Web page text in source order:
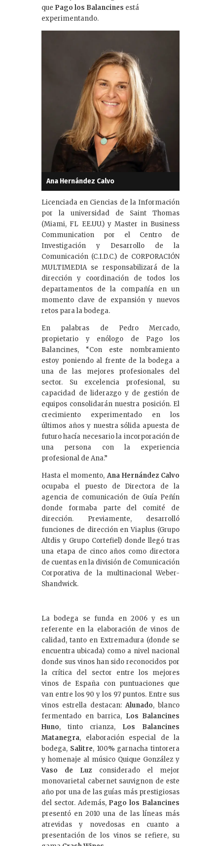
que Pago los Balancines está
experimentando.
Ana Hernández Calvo
Licenciada en Ciencias de la Información
por la universidad de Saint Thomas
(Miami, FL EE.UU.) y Master in Business
Communication por el Centro de
Investigación y Desarrollo de la
Comunicación (C.I.D.C.) de CORPORACIÓN
MULTIMEDIA se responsabilizará de la
dirección y coordinación de todos los
departamentos de la compañía en un
momento clave de expansión y nuevos
retos para la bodega.
En palabras de Pedro Mercado,
propietario y enólogo de Pago los
Balancines, “Con este nombramiento
estoy poniendo al frente de la bodega a
una de las mejores profesionales del
sector. Su excelencia profesional, su
capacidad de liderazgo y de gestión de
equipos consolidarán nuestra posición. El
crecimiento experimentado en los
últimos años y nuestra sólida apuesta de
futuro hacía necesario la incorporación de
una persona con la experiencia
profesional de Ana.”
Hasta el momento,Ana Hernández Calvo
ocupaba el puesto de Directora de la
agencia de comunicación de Guía Peñín
donde formaba parte del comité de
dirección. Previamente, desarrolló
funciones de dirección en Viaplus (Grupo
Altdis y Grupo Cortefiel) donde llegó tras
una etapa de cinco años como directora
de cuentas en la división de Comunicación
Corporativa de la multinacional Weber-
Shandwick.
La bodega se funda en 2006 y es un
referente en la elaboración de vinos de
calidad, tanto en Extremadura (donde se
encuentra ubicada) como a nivel nacional
donde sus vinos han sido reconocidos por
la crítica del sector entre los mejores
vinos de España con puntuaciones que
van entre los 90 y los 97 puntos. Entre sus
vinos estrella destacan:Alunado, blanco
fermentado en barrica, Los Balancines
Huno, tinto crianza, Los Balancines
Matanegra, elaboración especial de la
bodega, Salitre, 100% garnacha tintorera
y homenaje al músico Quique González y
Vaso de Luz considerado el mejor
monovarietal cabernet sauvignon de este
año por una de las guías más prestigiosas
del sector. Además, Pago los Balancines
presentó en 2010 una de las líneas más
atrevidas y novedosas en cuanto a
presentación de los vinos se refiere, su